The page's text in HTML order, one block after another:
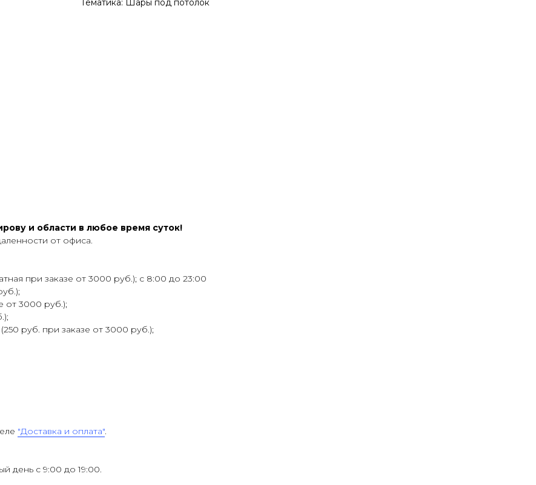
Тематика: Шары под потолок
и области в любое время суток!
от офиса.
при заказе от 3000 руб.); с 8:00 до 23:00
от 3000 руб.);
руб. при заказе от 3000 руб.);
"Доставка и оплата".
день с 9:00 до 19:00.